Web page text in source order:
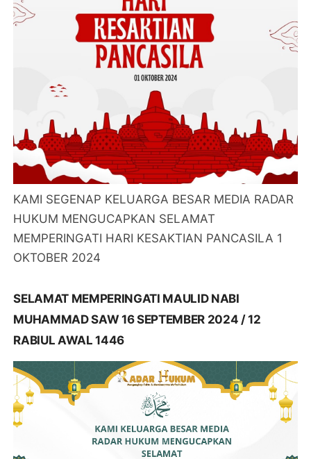
KAMI SEGENAP KELUARGA BESAR MEDIA RADAR
HUKUM MENGUCAPKAN SELAMAT
MEMPERINGATI HARI KESAKTIAN PANCASILA 1
OKTOBER 2024
SELAMAT MEMPERINGATI MAULID NABI
MUHAMMAD SAW 16 SEPTEMBER 2024 / 12
RABIUL AWAL 1446